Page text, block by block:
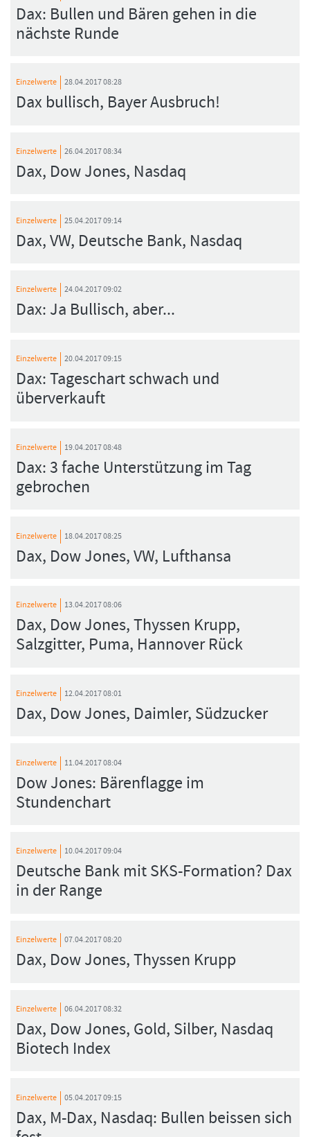
Dax: Bullen und Bären gehen in die
nächste Runde
Einzelwerte 28.04.2017 08:28
Dax bullisch, Bayer Ausbruch!
Einzelwerte 26.04.2017 08:34
Dax, Dow Jones, Nasdaq
Einzelwerte 25.04.2017 09:14
Dax, VW, Deutsche Bank, Nasdaq
Einzelwerte 24.04.2017 09:02
Dax: Ja Bullisch, aber...
Einzelwerte 20.04.2017 09:15
Dax: Tageschart schwach und
überverkauft
Einzelwerte 19.04.2017 08:48
Dax: 3 fache Unterstützung im Tag
gebrochen
Einzelwerte 18.04.2017 08:25
Dax, Dow Jones, VW, Lufthansa
Einzelwerte 13.04.2017 08:06
Dax, Dow Jones, Thyssen Krupp,
Salzgitter, Puma, Hannover Rück
Einzelwerte 12.04.2017 08:01
Dax, Dow Jones, Daimler, Südzucker
Einzelwerte 11.04.2017 08:04
Dow Jones: Bärenflagge im
Stundenchart
Einzelwerte 10.04.2017 09:04
Deutsche Bank mit SKS-Formation? Dax
in der Range
Einzelwerte 07.04.2017 08:20
Dax, Dow Jones, Thyssen Krupp
Einzelwerte 06.04.2017 08:32
Dax, Dow Jones, Gold, Silber, Nasdaq
Biotech Index
Einzelwerte 05.04.2017 09:15
Dax, M-Dax, Nasdaq: Bullen beissen sich